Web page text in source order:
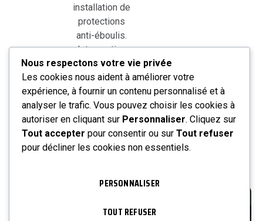
installation de
protections
anti-éboulis.
Intervention
en Normandie
et dans le
grand ouest
sur sites
naturels,
falaises,
carrières et
Nous respectons votre vie privée
Les cookies nous aident à améliorer votre
expérience, à fournir un contenu personnalisé et à
analyser le trafic. Vous pouvez choisir les cookies à
autoriser en cliquant sur Personnaliser. Cliquez sur
Tout accepter pour consentir ou sur Tout refuser
pour décliner les cookies non essentiels.
PERSONNALISER
TOUT REFUSER